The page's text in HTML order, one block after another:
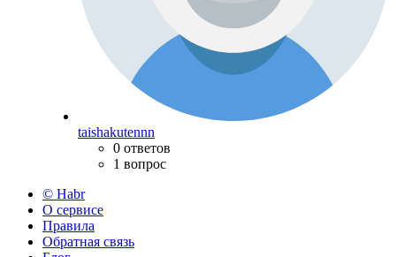
taishakutennn
0 ответов
1 вопрос
© Habr
О сервисе
Правила
Обратная связь